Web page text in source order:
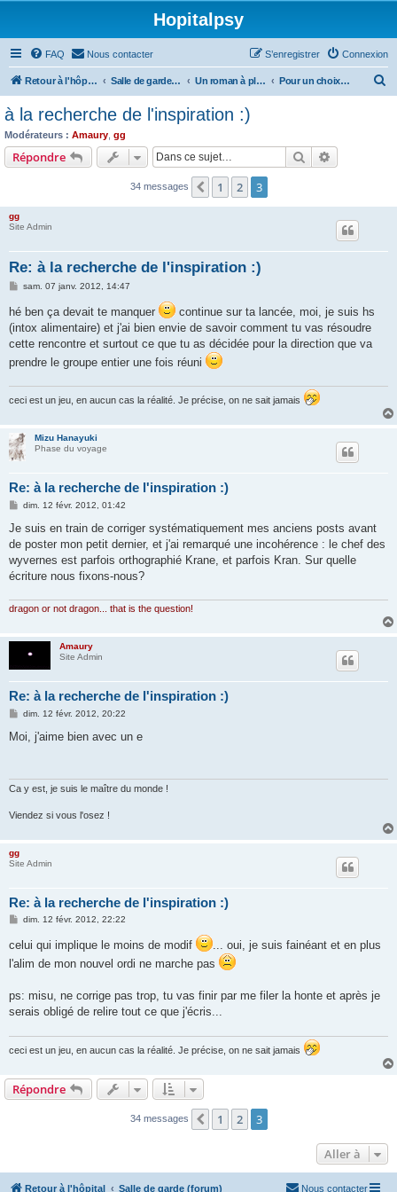
Hopitalpsy
FAQ Nous contacter Connexion
S’enregistrer
Retour à l'hôpital Salle de garde (forum) Un roman à plusieurs mains Pour un choix technique
c
e
à la recherche de l'inspiration :)
Modérateurs : Amaury gg
Répondre Rechercher
34 messages Précédente
1 2 3
gg
Site Admin
Re: à la recherche de l'inspiration :)
M
s
s
a
g
e
sam. 07 janv. 2012, 14:47
hé ben ça devait te manquer
continue sur ta lancée, moi, je suis hs
(intox alimentaire) et j'ai bien envie de savoir comment tu vas résoudre
cette rencontre et surtout ce que tu as décidée pour la direction que va
prendre le groupe entier une fois réuni
ceci est un jeu, en aucun cas la réalité. Je précise, on ne sait jamais
Mizu Hanayuki
Phase du voyage
Re: à la recherche de l'inspiration :)
M
s
a
g
e
dim. 12 févr. 2012, 01:42
Je suis en train de corriger systématiquement mes anciens posts avant
de poster mon petit dernier, et j'ai remarqué une incohérence : le chef des
wyvernes est parfois orthographié Krane, et parfois Kran. Sur quelle
écriture nous fixons-nous?
dragon or not dragon... that is the question!
Amaury
Site Admin
Re: à la recherche de l'inspiration :)
M
s
dim. 12 févr. 2012, 20:22
Moi, j'aime bien avec un e
Ca y est, je suis le maître du monde !
Viendez si vous l'osez !
gg
Site Admin
Re: à la recherche de l'inspiration :)
M
s
s
a
dim. 12 févr. 2012, 22:22
celui qui implique le moins de modif
... oui, je suis fainéant et en plus
l'alim de mon nouvel ordi ne marche pas
ps: misu, ne corrige pas trop, tu vas finir par me filer la honte et après je
serais obligé de relire tout ce que j'écris...
ceci est un jeu, en aucun cas la réalité. Je précise, on ne sait jamais
Répondre
34 messages Précédente
1 2 3
Aller à
Retour à l'hôpital Salle de garde (forum) Nous contacter